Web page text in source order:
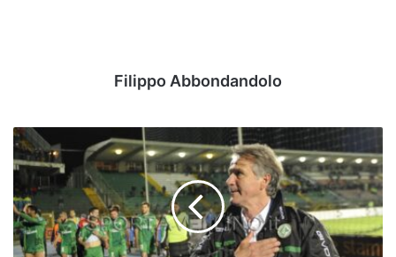
Filippo Abbondandolo
Tesser
difende
Pazienza:
"Non
può
già
essere